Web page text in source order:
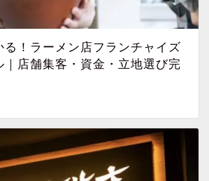
る！ラーメン店フランチャイズ
｜店舗集客・資金・立地選び完